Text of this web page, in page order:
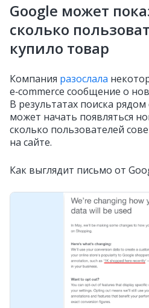
Google может
сколько
купило товар
Компания разослала
e‑commerce сообщение о
В результатах поиска рядом
может начать появляться
сколько пользователей
на сайте.
Как выглядит письмо от